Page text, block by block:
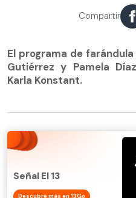
Compartir
El programa de
Gutiérrez y Pamela
Karla Konstant.
Señal El 13
Descubre más en 13Go